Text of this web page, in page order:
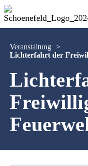
Veranstaltung >
Lichterfahrt der